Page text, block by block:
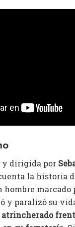
y dirigida por
la historia
hombre marcado
y paralizó su